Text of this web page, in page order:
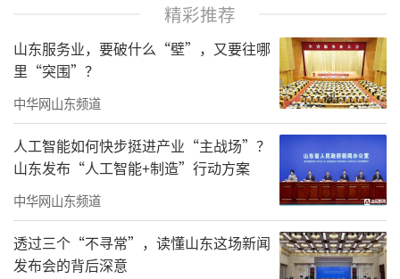
数智硬实力：全域贯通，落地即标杆
工信部首批海外智能工厂案例集，评选标
精彩推荐
山东服务业，要破什么“壁”，又要往哪
里“突围”？
中华网山东频道
人工智能如何快步挺进产业“主战场”？
山东发布“人工智能+制造”行动方案
中华网山东频道
透过三个“不寻常”，读懂山东这场新闻
发布会的背后深意